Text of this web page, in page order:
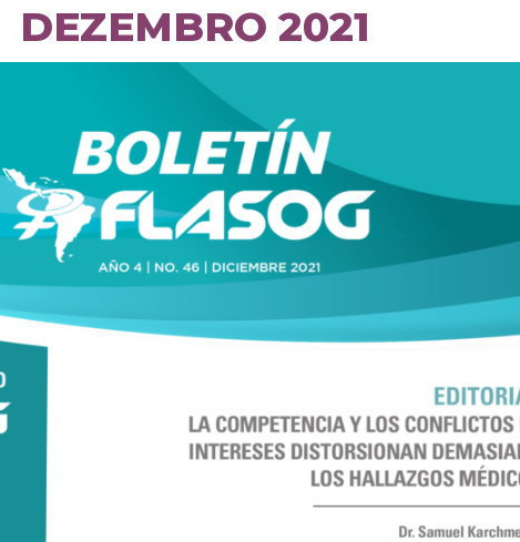
DEZEMBRO 2021